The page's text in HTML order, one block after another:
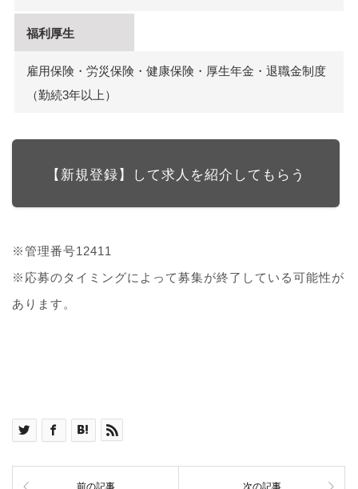
福利厚生
雇用保険・労災保険・健康保険・厚生年金・退職金制度
（勤続3年以上）
【新規登録】して求人を紹介してもらう
※管理番号12411
※応募のタイミングによって募集が終了している可能性が
あります。
前の記事 次の記事